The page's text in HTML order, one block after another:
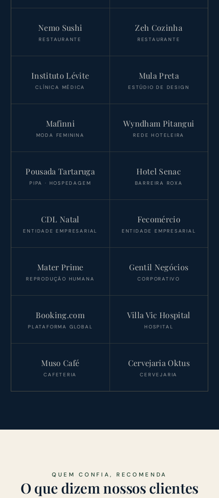
Nemo Sushi
RESTAURANTE
Zeh Cozinha
RESTAURANTE
Instituto Lévite
CLÍNICA MÉDICA
Mula Preta
ESTÚDIO DE DESIGN
Mafinni
MODA FEMININA
Wyndham Pitangui
REDE HOTELEIRA
Pousada Tartaruga
PIPA · HOSPEDAGEM
Hotel Senac
BARREIRA ROXA
CDL Natal
ENTIDADE EMPRESARIAL
Fecomércio
ENTIDADE EMPRESARIAL
Mater Prime
REPRODUÇÃO HUMANA
Gentil Negócios
CORPORATIVO
Booking.com
PLATAFORMA GLOBAL
Villa Vic Hospital
HOSPITAL
Muso Café
CAFETERIA
Cervejaria Oktus
CERVEJARIA
QUEM CONFIA, RECOMENDA
O que dizem nossos clientes